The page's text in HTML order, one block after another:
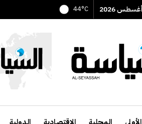
44°C